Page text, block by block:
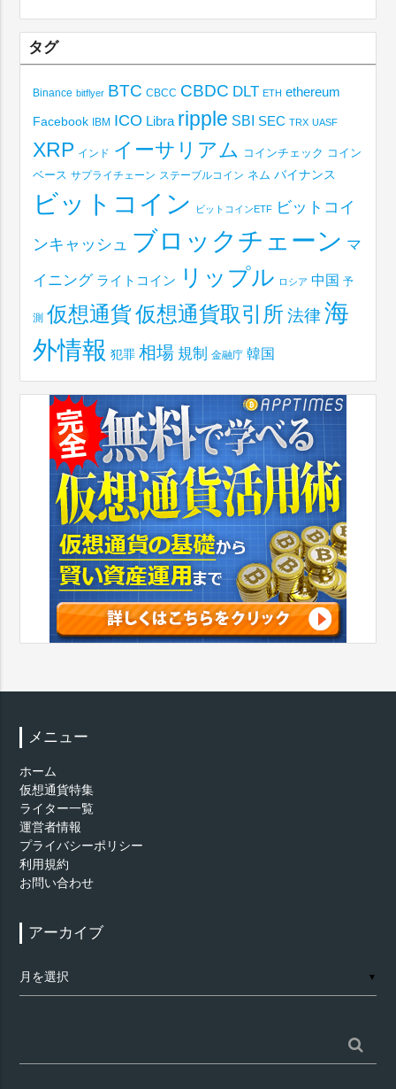
タグ
Binance bitflyer BTC CBCC CBDC DLT ETH ethereum
Facebook IBM ICO Libra ripple SBI SEC TRX UASF
XRP インド イーサリアム コインチェック コイン
ベース サプライチェーン ステーブルコイン ネム バイナンス
ビットコイン ビットコインETF ビットコイ
ンキャッシュ ブロックチェーン マ
イニング ライトコイン リップル ロシア 中国 予
測 仮想通貨仮想通貨取引所 法律 海
外情報 犯罪 相場 規制 金融庁 韓国
メニュー
ホーム
仮想通貨特集
ライター一覧
運営者情報
プライバシーポリシー
利用規約
お問い合わせ
アーカイブ
ー
▼
索: